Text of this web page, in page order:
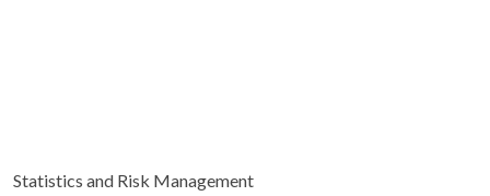
Statistics and Risk Management